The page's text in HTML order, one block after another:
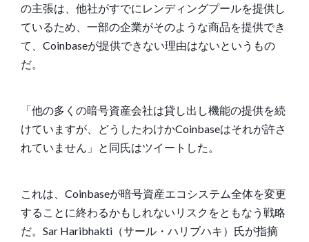
の主張は、他社がすでにレンディングプールを提供し
ているため、一部の企業がそのような商品を提供でき
て、Coinbaseが提供できない理由はないというもの
だ。
「他の多くの暗号資産会社は貸し出し機能の提供を続
けていますが、どうしたわけかCoinbaseはそれが許さ
れていません」と同氏はツイートした 。
これは、Coinbaseが暗号資産エコシステム全体を変更
することに終わるかもしれないリスクをともなう戦略
だ。Sar Haribhakti（サール・ハリブハキ）氏が指摘